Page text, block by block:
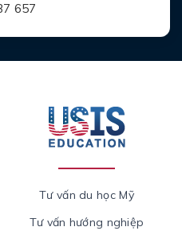
657
Tư vấn du học Mỹ
Tư vấn hướng nghiệp